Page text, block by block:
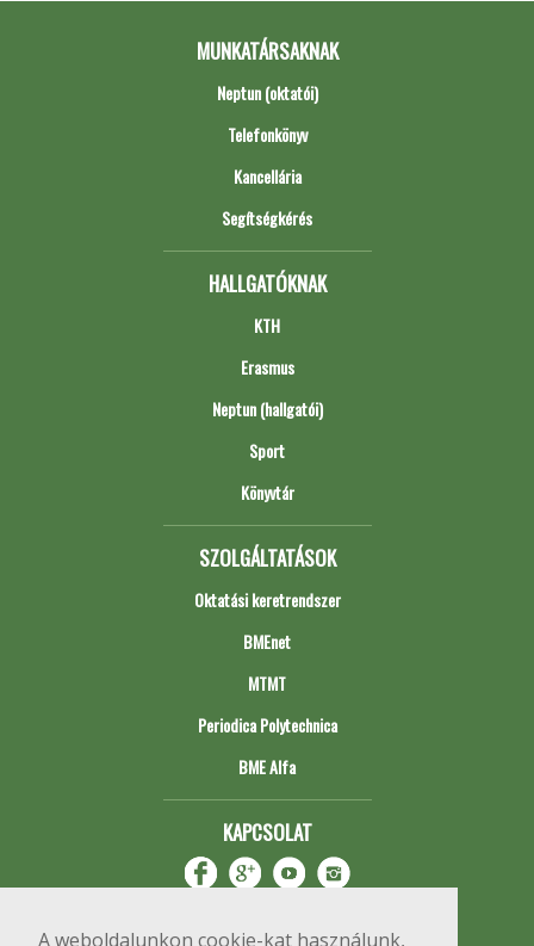
A weboldalunkon cookie-kat használunk,
MUNKATÁRSAKNAK
Neptun (oktatói)
Telefonkönyv
Kancellária
Segítségkérés
HALLGATÓKNAK
KTH
Erasmus
Neptun (hallgatói)
Sport
Könyvtár
SZOLGÁLTATÁSOK
Oktatási keretrendszer
BMEnet
MTMT
Periodica Polytechnica
BME Alfa
KAPCSOLAT